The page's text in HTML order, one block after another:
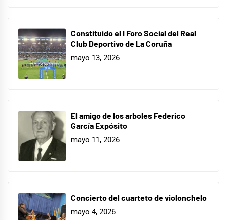
Constituido el I Foro Social del Real
Club Deportivo de La Coruña
mayo 13, 2026
El amigo de los arboles Federico
García Expósito
mayo 11, 2026
Concierto del cuarteto de violonchelo
mayo 4, 2026